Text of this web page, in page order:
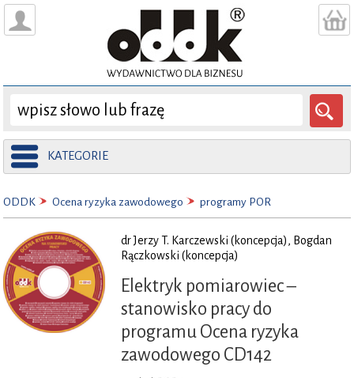
KATEGORIE
ODDK Ocena ryzyka zawodowego programy POR
dr Jerzy T. Karczewski (koncepcja), Bogdan
Rączkowski (koncepcja)
Elektryk pomiarowiec –
stanowisko pracy do
programu Ocena ryzyka
zawodowego CD142